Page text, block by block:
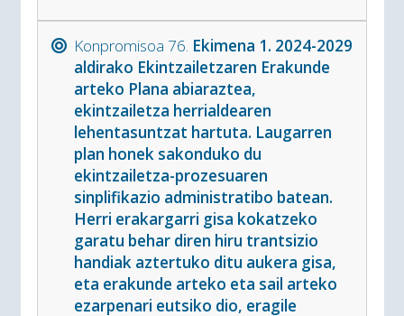
Konpromisoa 76. Ekimena 1. 2024-2029
aldirako Ekintzailetzaren Erakunde
arteko Plana abiaraztea,
ekintzailetza herrialdearen
lehentasuntzat hartuta. Laugarren
plan honek sakonduko du
ekintzailetza-prozesuaren
sinplifikazio administratibo batean.
Herri erakargarri gisa kokatzeko
garatu behar diren hiru trantsizio
handiak aztertuko ditu aukera gisa,
eta erakunde arteko eta sail arteko
ezarpenari eutsiko dio, eragile